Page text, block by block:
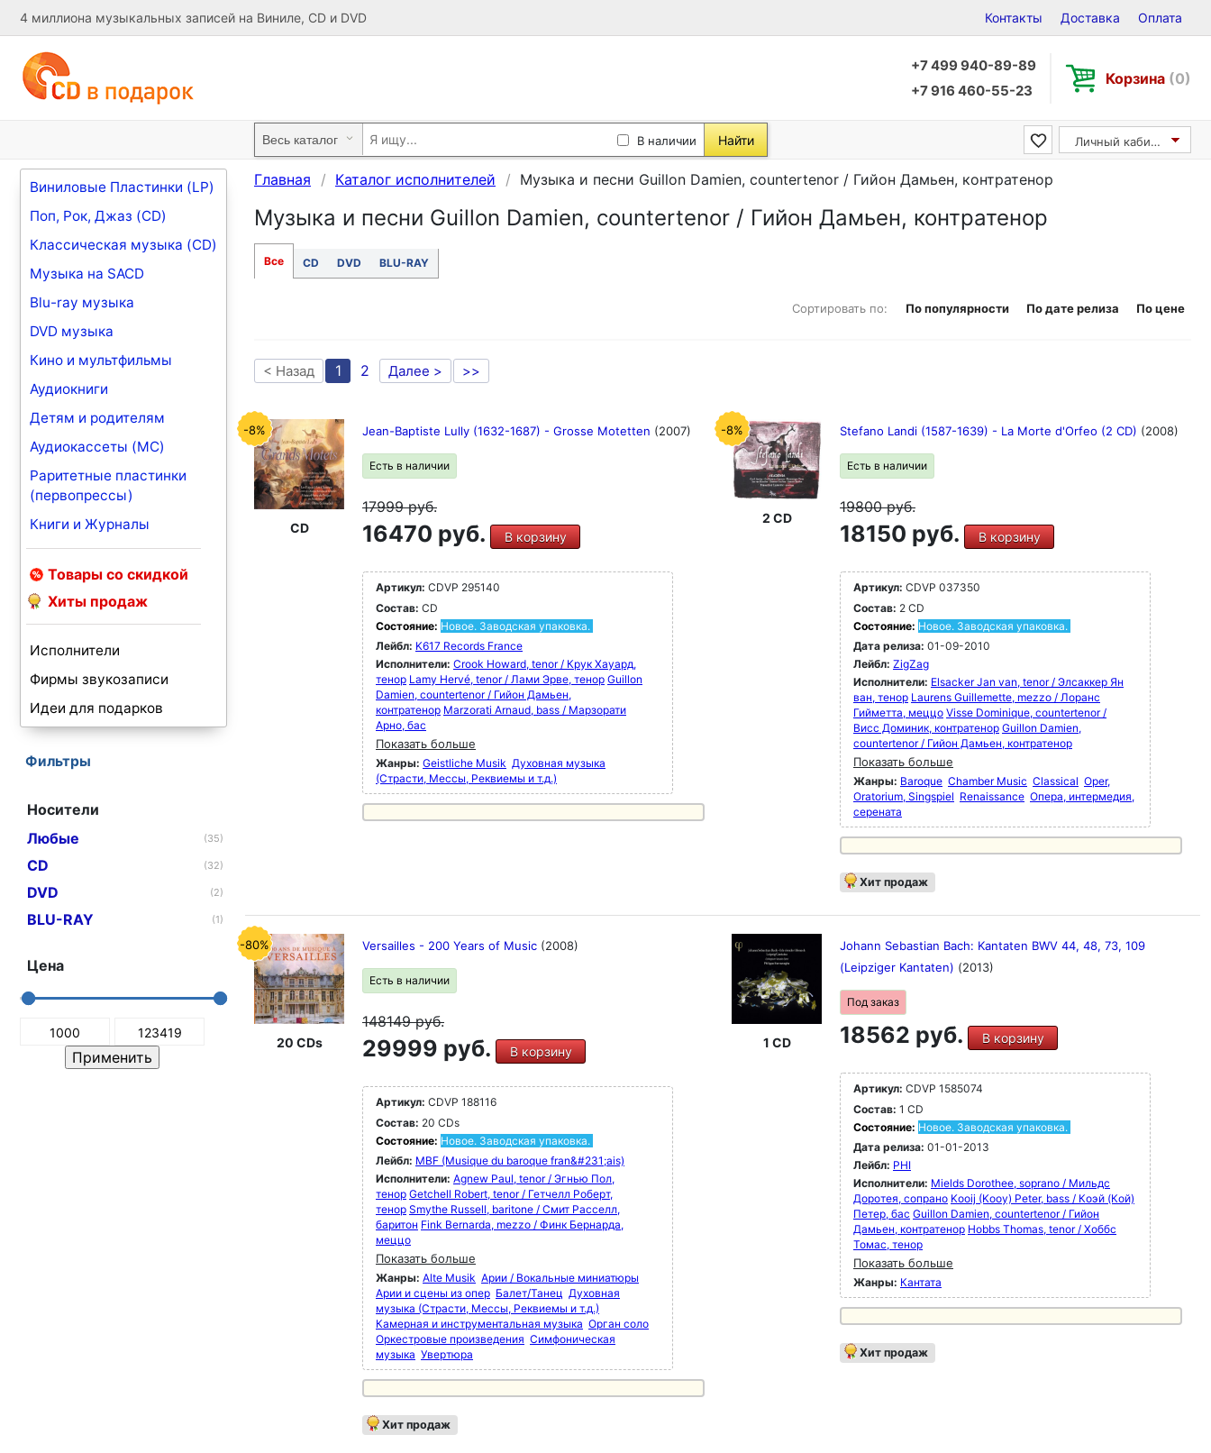
4 миллиона музыкальных записей на Виниле, CD и DVD Контакты Доставка Оплата
+7 499 940-89-89
+7 916 460-55-23
Корзина (0)
В наличии Найти Личный кабинет
Виниловые Пластинки (LP)
Поп, Рок, Джаз (CD)
Классическая музыка (CD)
Музыка на SACD
Blu-ray музыка
DVD музыка
Кино и мультфильмы
Аудиокниги
Детям и родителям
Аудиокассеты (MC)
Раритетные пластинки
(первопрессы)
Книги и Журналы
Товары со скидкой
Хиты продаж
Исполнители
Фирмы звукозаписи
Идеи для подарков
Фильтры
Носители
Любые
(35)
CD (32)
DVD (2)
BLU-RAY (1)
Цена
Главная Каталог исполнителей Музыка и песни Guillon Damien, countertenor / Гийон Дамьен, контратенор
Музыка и песни Guillon Damien, countertenor / Гийон Дамьен, контратенор
Все CD DVD BLU-RAY
Сортировать по: По популярности По дате релиза По цене
< Назад 1 2 Далее > >>
-8%
CD
Jean-Baptiste Lully (1632-1687) - Grosse Motetten (2007)
Есть в наличии
17999руб.
16470 руб. В корзину
Артикул: CDVP 295140
Состав: CD
Состояние: Новое. Заводская упаковка.
Лейбл: K617 Records France
Исполнители: Crook Howard, tenor / Крук Хауард,
тенор Lamy Hervé, tenor / Лами Эрве, тенор Guillon
Damien, countertenor / Гийон Дамьен,
контратенор Marzorati Arnaud, bass / Марзорати
Арно, бас
Показать больше
Жанры: Geistliche Musik Духовная музыка
(Страсти, Мессы, Реквиемы и т.д.)
-8%
2 CD
Stefano Landi (1587-1639) - La Morte d'Orfeo (2 CD) (2008)
Есть в наличии
19800руб.
18150 руб. В корзину
Артикул: CDVP 037350
Состав: 2 CD
Состояние: Новое. Заводская упаковка.
Дата релиза: 01-09-2010
Лейбл: ZigZag
Исполнители: Elsacker Jan van, tenor / Элсаккер Ян
ван, тенор Laurens Guillemette, mezzo / Лоранс
Гийметта, меццо Visse Dominique, countertenor /
Висс Доминик, контратенор Guillon Damien,
countertenor / Гийон Дамьен, контратенор
Показать больше
Жанры: Baroque Chamber Music Classical Oper,
Oratorium, Singspiel Renaissance Опера, интермедия,
серената
Хит продаж
-80%
20 CDs
Versailles - 200 Years of Music (2008)
Есть в наличии
148149руб.
29999 руб. В корзину
Артикул: CDVP 188116
Состав: 20 CDs
Состояние: Новое. Заводская упаковка.
Лейбл: MBF (Musique du baroque fran&#231;ais)
Исполнители: Agnew Paul, tenor / Эгнью Пол,
тенор Getchell Robert, tenor / Гетчелл Роберт,
тенор Smythe Russell, baritone / Смит Расселл,
баритон Fink Bernarda, mezzo / Финк Бернарда,
меццо
Показать больше
Жанры: Alte Musik Арии / Вокальные миниатюры
Арии и сцены из опер Балет/Танец Духовная
музыка (Страсти, Мессы, Реквиемы и т.д.)
Камерная и инструментальная музыка Орган соло
Оркестровые произведения Симфоническая
музыка Увертюра
Хит продаж
1 CD
Johann Sebastian Bach: Kantaten BWV 44, 48, 73, 109
(Leipziger Kantaten) (2013)
Под заказ
18562 руб. В корзину
Артикул: CDVP 1585074
Состав: 1 CD
Состояние: Новое. Заводская упаковка.
Дата релиза: 01-01-2013
Лейбл: PHI
Исполнители: Mields Dorothee, soprano / Мильдс
Доротея, сопрано Kooij (Kooy) Peter, bass / Коэй (Кой)
Петер, бас Guillon Damien, countertenor / Гийон
Дамьен, контратенор Hobbs Thomas, tenor / Хоббс
Томас, тенор
Показать больше
Жанры: Кантата
Хит продаж